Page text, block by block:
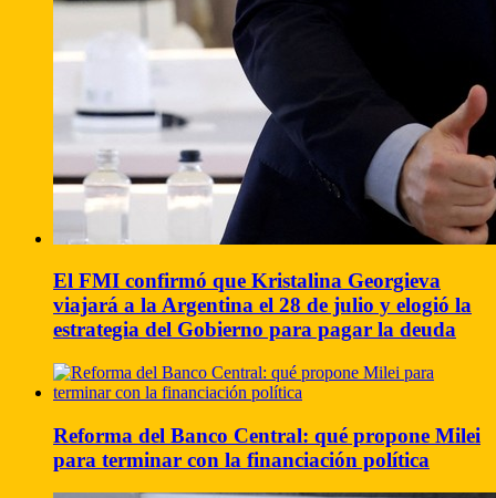
El FMI confirmó que Kristalina Georgieva
viajará a la Argentina el 28 de julio y elogió la
estrategia del Gobierno para pagar la deuda
Reforma del Banco Central: qué propone Milei
para terminar con la financiación política